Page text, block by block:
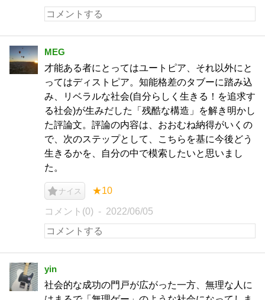
MEG
才能ある者にとってはユートピア、それ以外にと
ってはディストピア。知能格差のタブーに踏み込
み、リベラルな社会(自分らしく生きる！を追求す
る社会)が生みだした「残酷な構造」を解き明かし
た評論文。評論の内容は、おおむね納得がいくの
で、次のステップとして、こちらを基に今後どう
生きるかを、自分の中で模索したいと思いまし
た。
ナイス ★10
コメント(0) 2022/06/05
yin
社会的な成功の門戸が広がった一方、無理な人に